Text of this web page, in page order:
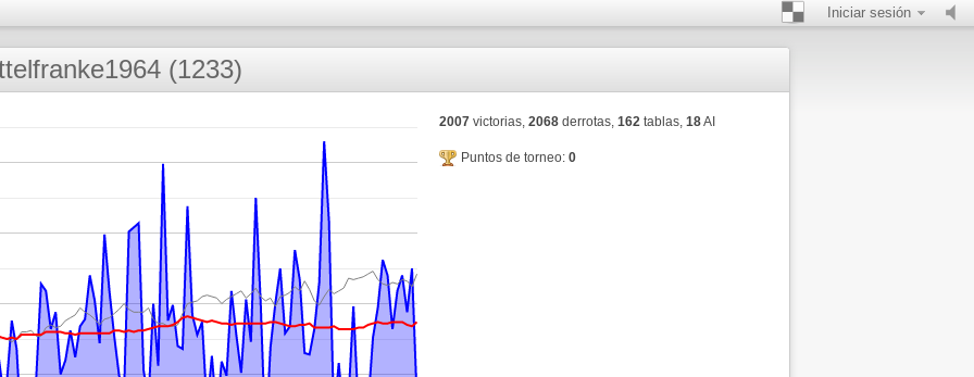
Iniciar sesión
(1233)
2007victorias, 2068derrotas, 162tablas, 18AI
Puntos de torneo: 0